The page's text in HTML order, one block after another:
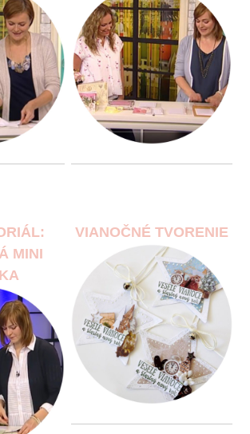
MINI
VIANOČNÉ TVORENIE